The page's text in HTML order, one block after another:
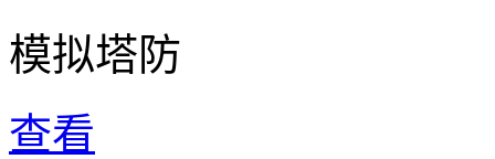
模拟塔防
查看